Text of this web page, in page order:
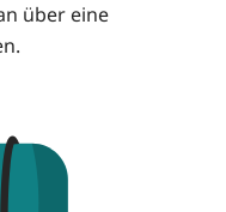
über eine